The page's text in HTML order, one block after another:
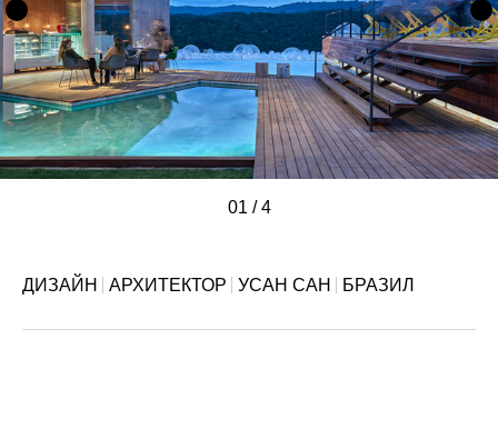
01 / 4
///
ДИЗАЙН АРХИТЕКТОР УСАН САН БРАЗИЛ